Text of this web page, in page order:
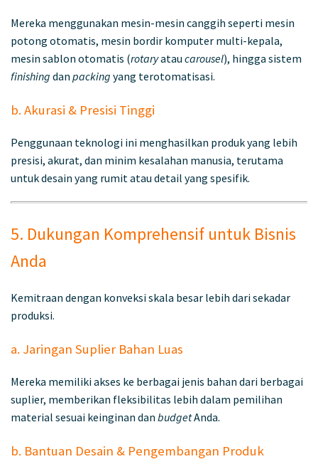
Mereka menggunakan mesin-mesin canggih seperti mesin
potong otomatis, mesin bordir komputer multi-kepala,
mesin sablon otomatis (rotaryatau carousel), hingga sistem
finishing dan packing yang terotomatisasi.
b. Akurasi & Presisi Tinggi
Penggunaan teknologi ini menghasilkan produk yang lebih
presisi, akurat, dan minim kesalahan manusia, terutama
untuk desain yang rumit atau detail yang spesifik.
5. Dukungan Komprehensif untuk Bisnis
Anda
Kemitraan dengan konveksi skala besar lebih dari sekadar
produksi.
a. Jaringan Suplier Bahan Luas
Mereka memiliki akses ke berbagai jenis bahan dari berbagai
suplier, memberikan fleksibilitas lebih dalam pemilihan
material sesuai keinginan dan budgetAnda.
b. Bantuan Desain & Pengembangan Produk